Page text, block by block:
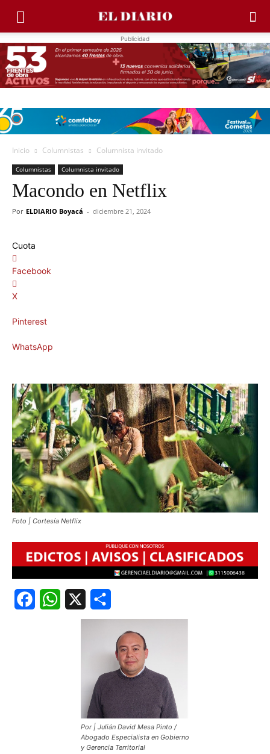
Publicidad
Inicio Columnistas Columnista invitado
Columnistas Columnista invitado
Macondo en Netflix
Por ELDIARIO Boyacá - diciembre 21, 2024
Cuota
Facebook
X
Pinterest
WhatsApp
Foto | Cortesía Netflix
WhatsApp Share
Por | Julián David Mesa Pinto /
Abogado Especialista en Gobierno
y Gerencia Territorial